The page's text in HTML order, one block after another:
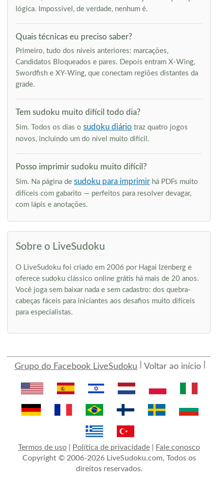
lógica. Impossível, de verdade, nenhum é.
Quais técnicas eu preciso saber?
Primeiro, tudo dos níveis anteriores: marcações,
Candidatos Bloqueados e pares. Depois entram X-Wing,
Swordfish e XY-Wing, que conectam regiões distantes da
grade.
Tem sudoku muito difícil todo dia?
Sim. Todos os dias o sudoku diário traz quatro jogos
novos, incluindo um do nível muito difícil.
Posso imprimir sudoku muito difícil?
Sim. Na página de sudoku para imprimir há PDFs muito
difíceis com gabarito — perfeitos para resolver devagar,
com lápis e anotações.
Sobre o LiveSudoku
O LiveSudoku foi criado em 2006 por Hagai Izenberg e
oferece sudoku clássico online grátis há mais de 20 anos.
Você joga sem baixar nada e sem cadastro: dos quebra-
cabeças fáceis para iniciantes aos desafios muito difíceis
para especialistas.
Grupo do Facebook LiveSudoku Voltar ao início
Termos de uso Política de privacidade
Fale conosco
Copyright © 2006-2026 LiveSudoku.com, Todos os
direitos reservados.